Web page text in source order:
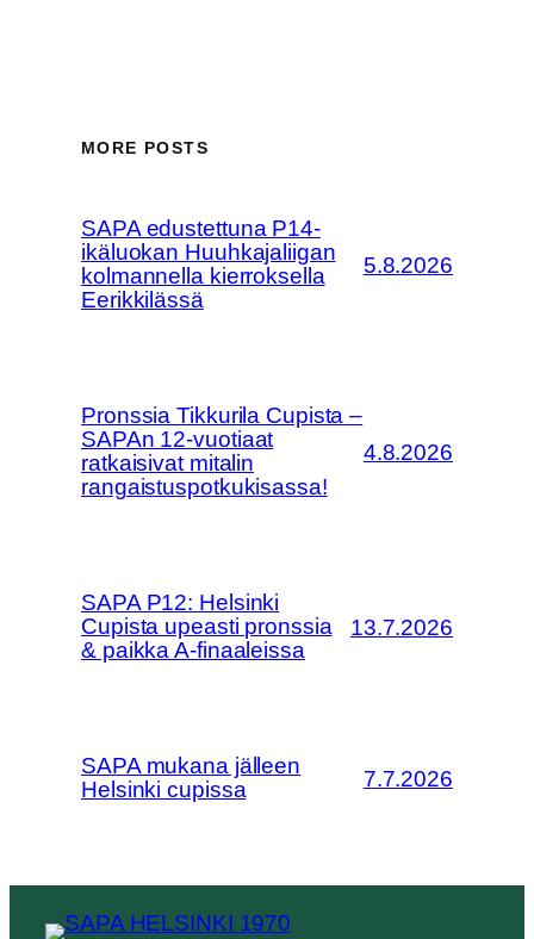
MORE POSTS
SAPA edustettuna P14-
ikäluokan Huuhkajaliigan
kolmannella kierroksella
Eerikkilässä
5.8.2026
Pronssia Tikkurila Cupista –
SAPAn 12-vuotiaat
ratkaisivat mitalin
rangaistuspotkukisassa!
4.8.2026
SAPA P12: Helsinki
Cupista upeasti pronssia
& paikka A-finaaleissa
13.7.2026
SAPA mukana jälleen
Helsinki cupissa
7.7.2026